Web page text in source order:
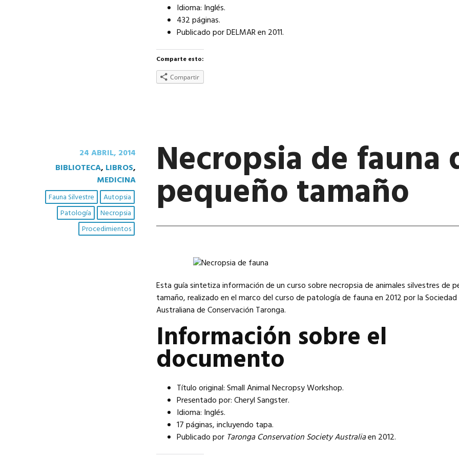
Idioma: Inglés.
432 páginas.
Publicado por DELMAR en 2011.
Comparte esto:
Compartir
24 ABRIL, 2014
BIBLIOTECA, LIBROS,
MEDICINA
Autopsia
Fauna Silvestre
Necropsia
Patología
Procedimientos
Necropsia de fauna
pequeño tamaño
Esta guía sintetiza información de un curso sobre necropsia de animales silvestres de
tamaño, realizado en el marco del curso de patología de fauna en 2012 por la Sociedad
Australiana de Conservación Taronga.
Información sobre el
documento
Título original: Small Animal Necropsy Workshop.
Presentado por: Cheryl Sangster.
Idioma: Inglés.
17 páginas, incluyendo tapa.
Publicado por Taronga Conservation Society Australiaen 2012.